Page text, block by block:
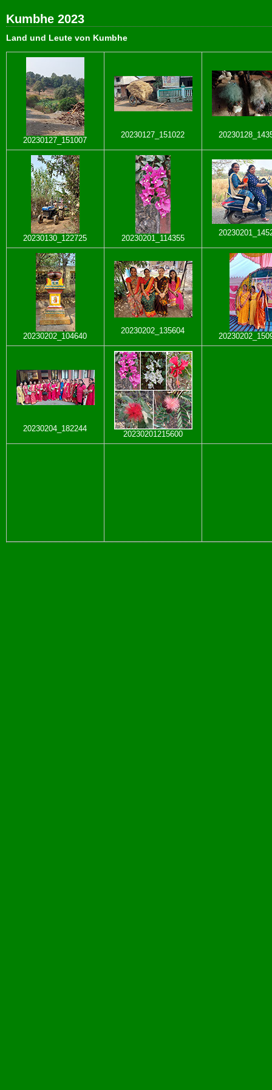
Kumbhe 2023
Land und Leute von Kumbhe
20230127_151007
20230127_151022
20230130_122725 20230201_114355
20230202_104640
20230202_135604
20230204_182244
20230201215600